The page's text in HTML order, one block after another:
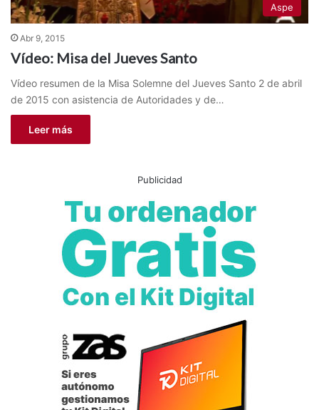
Aspe
Abr 9, 2015
Vídeo: Misa del Jueves Santo
Vídeo resumen de la Misa Solemne del Jueves Santo 2 de abril
de 2015 con asistencia de Autoridades y de…
Leer más
Publicidad